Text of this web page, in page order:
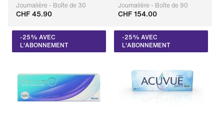
Journalière - Boîte de 30
Adaptable
CHF 45.90
Journalière - Boîte de 90
Adaptable
CHF 154.00
-25% AVEC
L'ABONNEMENT
-25% AVEC
L'ABONNEMENT